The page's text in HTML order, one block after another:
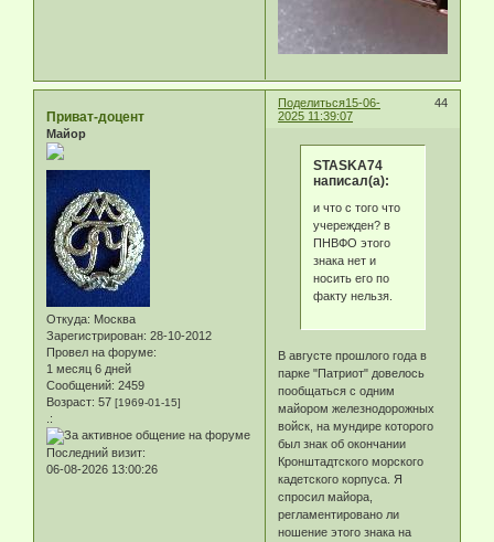
Поделиться 44
15-06-
2025 11:39:07
Приват-доцент
Майор
Откуда: Москва
Зарегистрирован: 28-10-2012
Провел на форуме:
1 месяц 6 дней
Сообщений: 2459
Возраст: 57 [1969-01-15]
.:
Последний визит:
06-08-2026 13:00:26
STASKA74
написал(а):
и что c того что
учережден? в
ПНВФО этого
знака нет и
носить его по
факту нельзя.
В августе прошлого года в
парке "Патриот" довелось
пообщаться с одним
майором железнодорожных
войск, на мундире которого
был знак об окончании
Кронштадтского морского
кадетского корпуса. Я
спросил майора,
регламентировано ли
ношение этого знака на